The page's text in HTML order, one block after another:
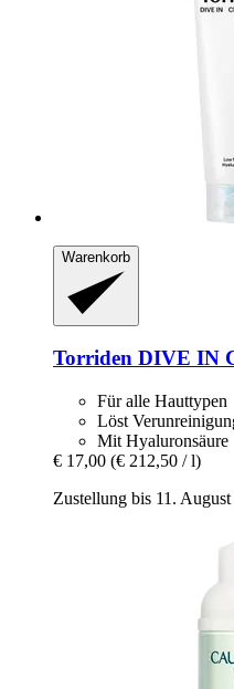
Warenkorb
Torriden DIVE IN
Für alle Hauttypen
Löst
Mit Hyaluronsäure
€ 17,00 (€ 212,50 / l)
Zustellung bis 11. August